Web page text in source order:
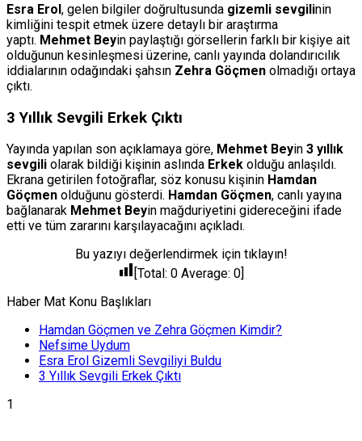
Esra Erol, gelen bilgiler doğrultusunda gizemli sevgilinin
kimliğini tespit etmek üzere detaylı bir araştırma
yaptı. Mehmet Beyin paylaştığı görsellerin farklı bir kişiye ait
olduğunun kesinleşmesi üzerine, canlı yayında dolandırıcılık
iddialarının odağındaki şahsın Zehra Göçmen olmadığı ortaya
çıktı.
3 Yıllık Sevgili Erkek Çıktı
Yayında yapılan son açıklamaya göre, Mehmet Beyin 3 yıllık
sevgili olarak bildiği kişinin aslında Erkek olduğu anlaşıldı.
Ekrana getirilen fotoğraflar, söz konusu kişinin Hamdan
Göçmen olduğunu gösterdi. Hamdan Göçmen, canlı yayına
bağlanarak Mehmet Beyin mağduriyetini gidereceğini ifade
etti ve tüm zararını karşılayacağını açıkladı.
Bu yazıyı değerlendirmek için tıklayın!
[Total: 0 Average: 0
Haber Mat Konu Başlıkları
Hamdan Göçmen ve Zehra Göçmen Kimdir?
Nefsime Uydum
Esra Erol Gizemli Sevgiliyi Buldu
3 Yıllık Sevgili Erkek Çıktı
1